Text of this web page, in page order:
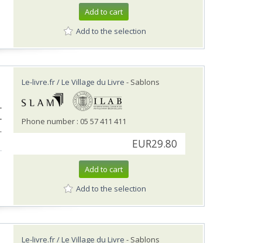
Add to cart
Add to the selection
Le-livre.fr / Le Village du Livre - Sablons
Phone number : 05 57 411 411
EUR29.80
Add to cart
Add to the selection
Le-livre.fr / Le Village du Livre - Sablons